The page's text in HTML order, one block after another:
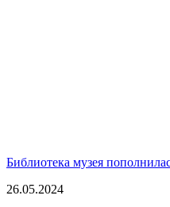
Библиотека музея
26.05.2024